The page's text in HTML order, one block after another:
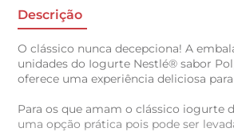
Descrição
O clássico nunca decepciona! A
unidades do Iogurte Nestlé® sabor
oferece uma experiência deliciosa
Para os que amam o clássico iogurte
uma opção prática pois pode ser